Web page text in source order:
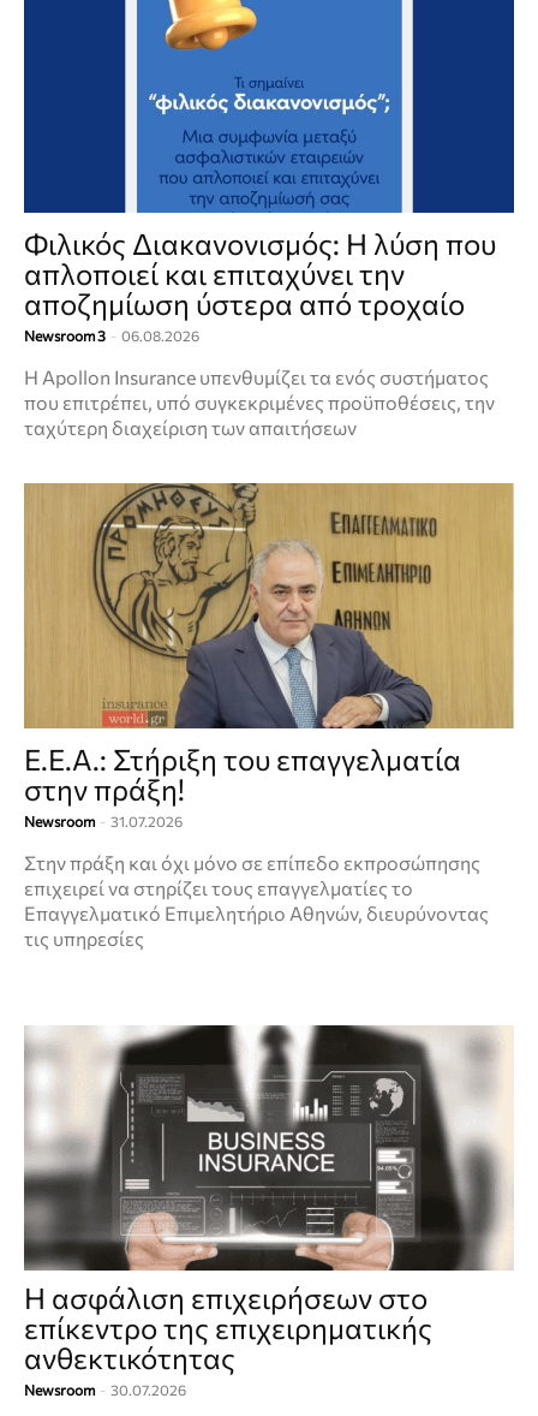
Φιλικός Διακανονισμός: Η λύση που
απλοποιεί και επιταχύνει την
αποζημίωση ύστερα από τροχαίο
Newsroom 3 - 06.08.2026
Η Apollon Insurance υπενθυμίζει τα ενός συστήματος
που επιτρέπει, υπό συγκεκριμένες προϋποθέσεις, την
ταχύτερη διαχείριση των απαιτήσεων
Ε.Ε.Α.: Στήριξη του επαγγελματία
στην πράξη!
Newsroom - 31.07.2026
Στην πράξη και όχι μόνο σε επίπεδο εκπροσώπησης
επιχειρεί να στηρίζει τους επαγγελματίες το
Επαγγελματικό Επιμελητήριο Αθηνών, διευρύνοντας
τις υπηρεσίες
Η ασφάλιση επιχειρήσεων στο
επίκεντρο της επιχειρηματικής
ανθεκτικότητας
Newsroom - 30.07.2026